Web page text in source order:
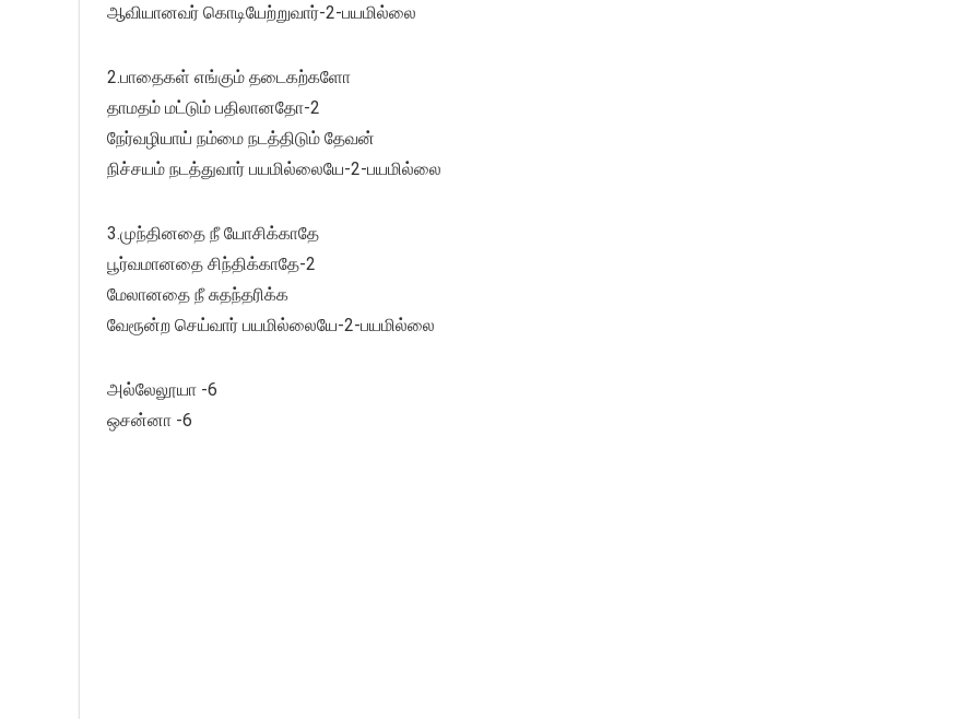
ஆவியானவர் கொடியேற்றுவார்-2-பயமில்லை
2.பாதைகள் எங்கும் தடைகற்களோ
தாமதம் மட்டும் பதிலானதோ-2
நேர்வழியாய் நம்மை நடத்திடும் தேவன்
நிச்சயம் நடத்துவார் பயமில்லையே-2-பயமில்லை
3.முந்தினதை நீ யோசிக்காதே
பூர்வமானதை சிந்திக்காதே-2
மேலானதை நீ சுதந்தரிக்க
வேரூன்ற செய்வார் பயமில்லையே-2-பயமில்லை
அல்லேலூயா -6
ஒசன்னா -6